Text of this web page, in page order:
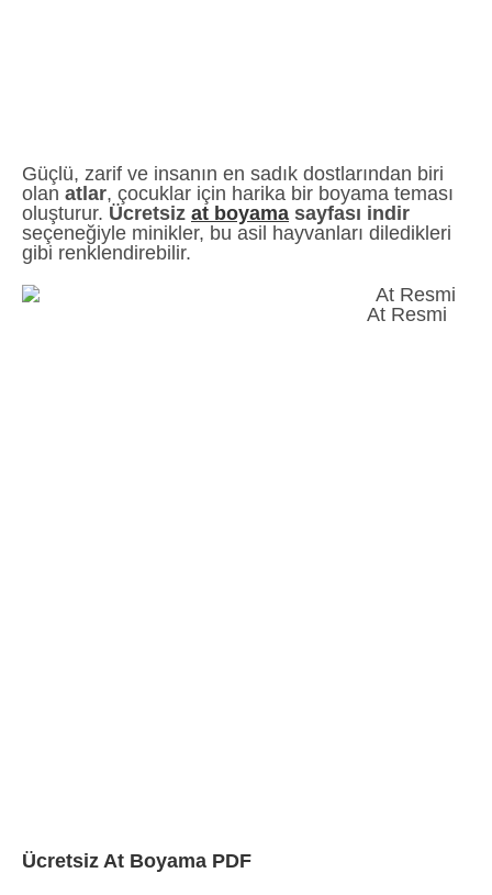
Güçlü, zarif ve insanın en sadık dostlarından biri
olan atlar, çocuklar için harika bir boyama teması
oluşturur. Ücretsiz at boyama sayfası indir
seçeneğiyle minikler, bu asil hayvanları diledikleri
gibi renklendirebilir.
At Resmi
Ücretsiz At Boyama PDF